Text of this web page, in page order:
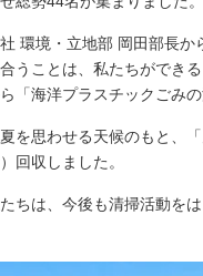
環境・立地部 岡田部長
うことは、私たちができ
「海洋プラスチックごみ
を思わせる天候のもと、
回収しました。
ちは、今後も清掃活動を